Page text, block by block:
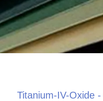
Titanium-IV-Oxide